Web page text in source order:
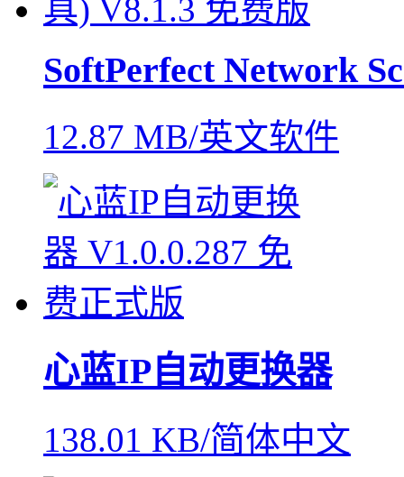
SoftPerfect Network
12.87 MB/英文软件
心蓝IP自动更换器
138.01 KB/简体中文